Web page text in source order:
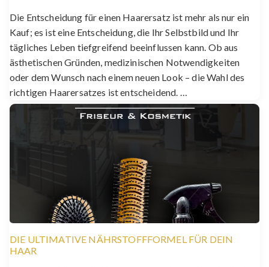
Die Entscheidung für einen Haarersatz ist mehr als nur ein
Kauf; es ist eine Entscheidung, die Ihr Selbstbild und Ihr
tägliches Leben tiefgreifend beeinflussen kann. Ob aus
ästhetischen Gründen, medizinischen Notwendigkeiten
oder dem Wunsch nach einem neuen Look – die Wahl des
richtigen Haarersatzes ist entscheidend. …
DIE ULTIMATIVE NÄHRSTOFFFORMEL FÜR DEIN
HAAR